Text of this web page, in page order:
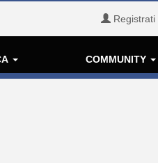
Registrati
COMMUNITY